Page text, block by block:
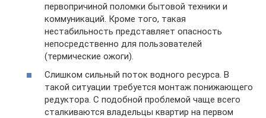
первопричиной поломки бытовой техники и
коммуникаций. Кроме того, такая
нестабильность представляет опасность
непосредственно для пользователей
(термические ожоги).
Слишком сильный поток водного ресурса. В
такой ситуации требуется монтаж понижающего
редуктора. С подобной проблемой чаще всего
сталкиваются владельцы квартир на первом